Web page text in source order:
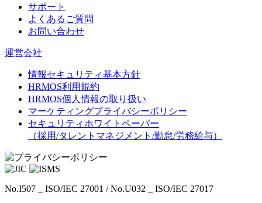
サポート
よくあるご質問
お問い合わせ
運営会社
情報セキュリティ基本方針
HRMOS利用規約
HRMOS個人情報の取り扱い
マーケティングプライバシーポリシー
セキュリティホワイトペーパー
（採用/タレントマネジメント/勤怠/労務給与）
No.I507 _ ISO/IEC 27001 / No.U032 _ ISO/IEC 27017